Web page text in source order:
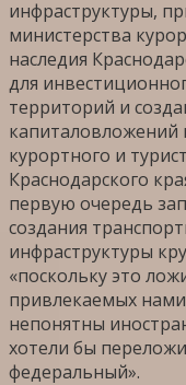
инфраструктуры,
министерства
наследия
для
территорий и
капиталовложений
курортного и
Краснодарского
первую очередь
создания
инфраструктуры
«поскольку это
привлекаемых
непонятны
хотели бы
федеральный».